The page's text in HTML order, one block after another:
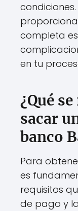
completa
en tu
¿Qué
sacar
banco
Para
es
requisitos
de pago y